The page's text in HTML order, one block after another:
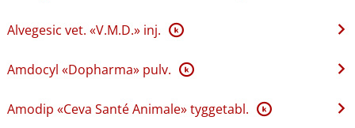
Alvegesic vet. «V.M.D.» inj. K
Amdocyl «Dopharma» pulv. K
Amodip «Ceva Santé Animale» tyggetabl. K